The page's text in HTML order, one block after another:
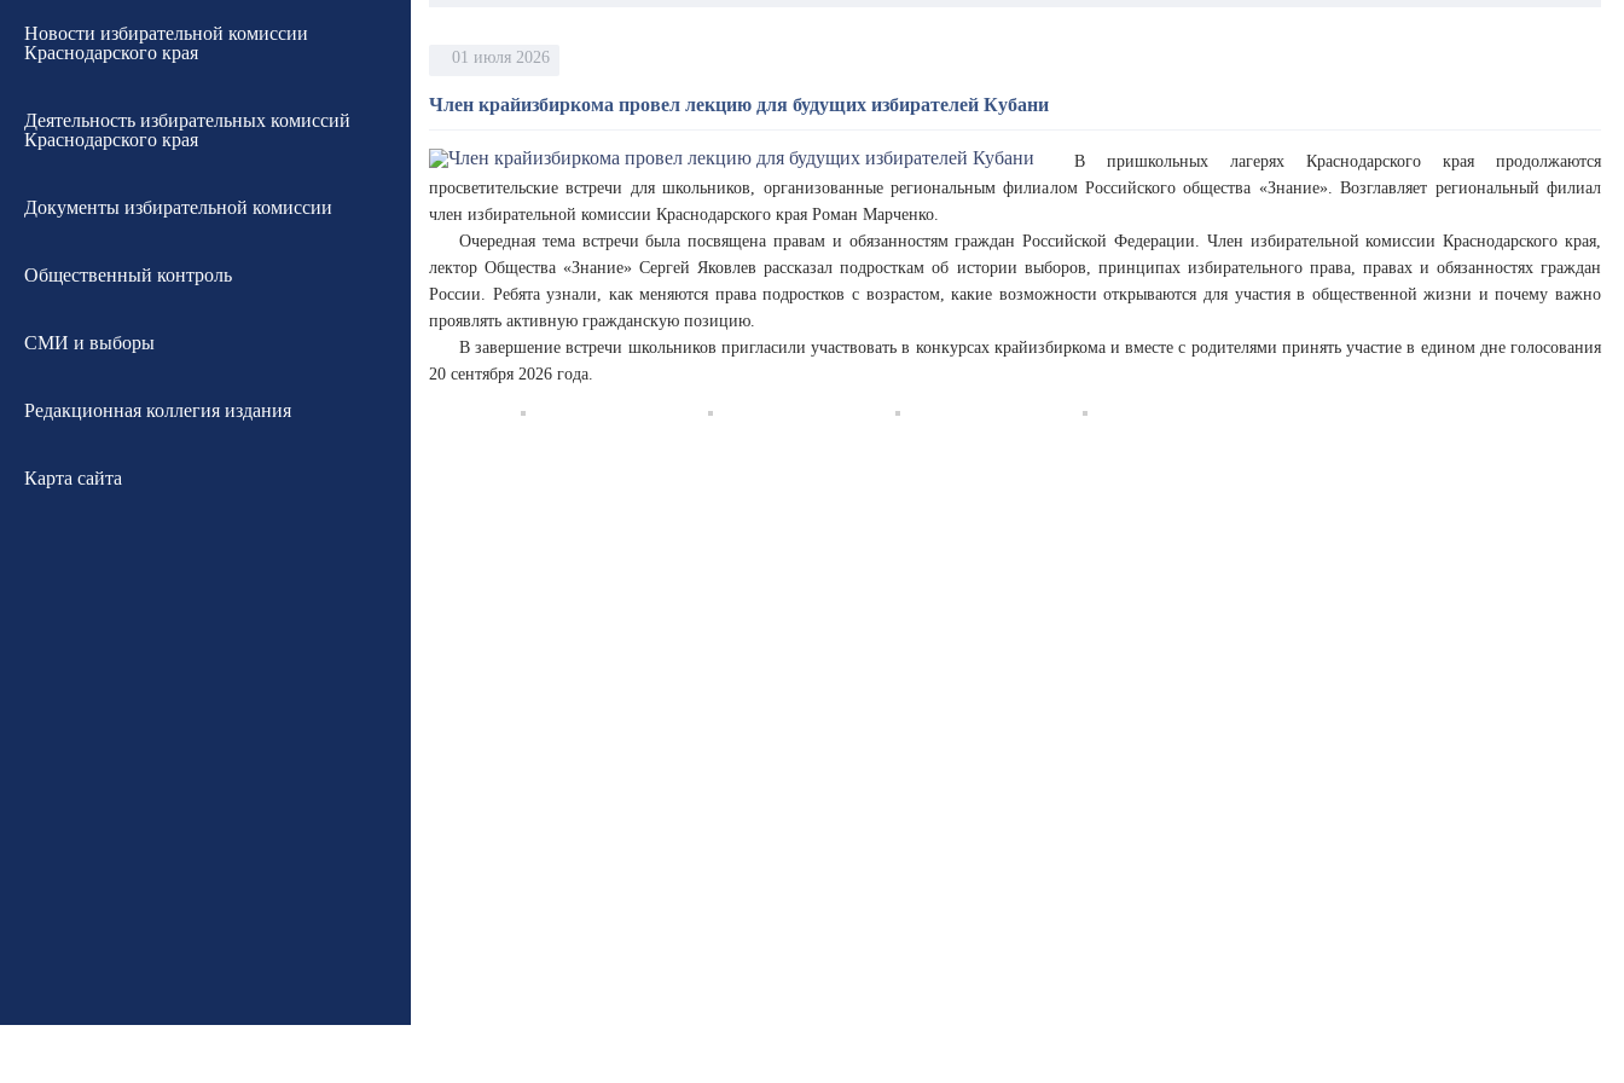
Новости избирательной комиссии
Краснодарского края
Деятельность избирательных комиссий
Краснодарского края
Документы избирательной комиссии
Общественный контроль
СМИ и выборы
Редакционная коллегия издания
Карта сайта
01 июля 2026
Член крайизбиркома провел лекцию для будущих избирателей Кубани
В пришкольных лагерях Краснодарского края продолжаются
просветительские встречи для школьников, организованные региональным филиалом Российского общества «Знание». Возглавляет региональный филиал
член избирательной комиссии Краснодарского края Роман Марченко.
Очередная тема встречи была посвящена правам и обязанностям граждан Российской Федерации. Член избирательной комиссии Краснодарского края,
лектор Общества «Знание» Сергей Яковлев рассказал подросткам об истории выборов, принципах избирательного права, правах и обязанностях граждан
России. Ребята узнали, как меняются права подростков с возрастом, какие возможности открываются для участия в общественной жизни и почему важно
проявлять активную гражданскую позицию.
В завершение встречи школьников пригласили участвовать в конкурсах крайизбиркома и вместе с родителями принять участие в едином дне голосования
20 сентября 2026 года.